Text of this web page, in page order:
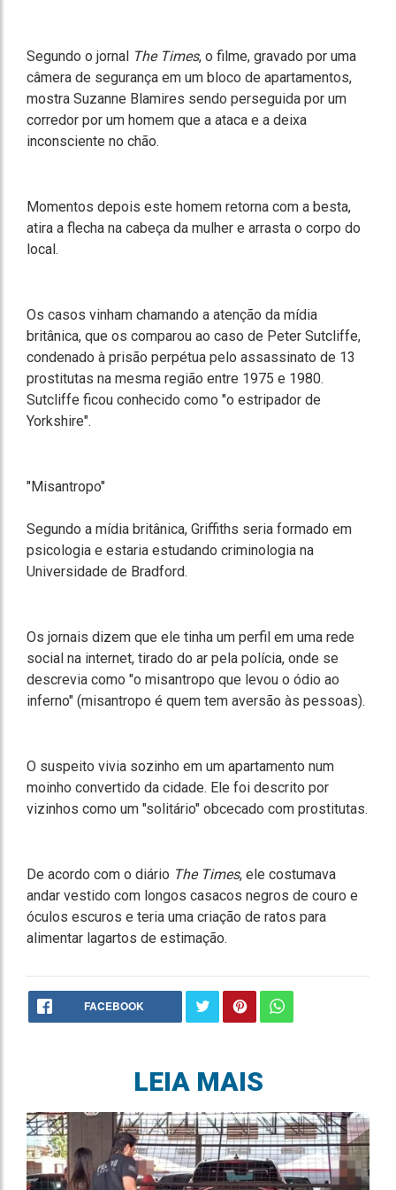
Segundo o jornal The Times, o filme, gravado por uma
câmera de segurança em um bloco de apartamentos,
mostra Suzanne Blamires sendo perseguida por um
corredor por um homem que a ataca e a deixa
inconsciente no chão.
Momentos depois este homem retorna com a besta,
atira a flecha na cabeça da mulher e arrasta o corpo do
local.
Os casos vinham chamando a atenção da mídia
britânica, que os comparou ao caso de Peter Sutcliffe,
condenado à prisão perpétua pelo assassinato de 13
prostitutas na mesma região entre 1975 e 1980.
Sutcliffe ficou conhecido como "o estripador de
Yorkshire".
"Misantropo"
Segundo a mídia britânica, Griffiths seria formado em
psicologia e estaria estudando criminologia na
Universidade de Bradford.
Os jornais dizem que ele tinha um perfil em uma rede
social na internet, tirado do ar pela polícia, onde se
descrevia como "o misantropo que levou o ódio ao
inferno" (misantropo é quem tem aversão às pessoas).
O suspeito vivia sozinho em um apartamento num
moinho convertido da cidade. Ele foi descrito por
vizinhos como um "solitário" obcecado com prostitutas.
De acordo com o diário The Times, ele costumava
andar vestido com longos casacos negros de couro e
óculos escuros e teria uma criação de ratos para
alimentar lagartos de estimação.
FACEBOOK
LEIA MAIS